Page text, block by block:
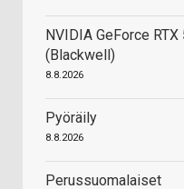
NVIDIA GeForce
(Blackwell)
8.8.2026
Pyöräily
8.8.2026
Perussuomalaiset